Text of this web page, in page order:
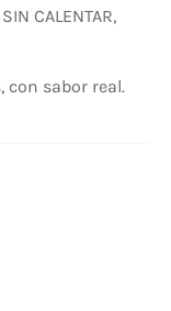
CALENTAR,
sabor real.